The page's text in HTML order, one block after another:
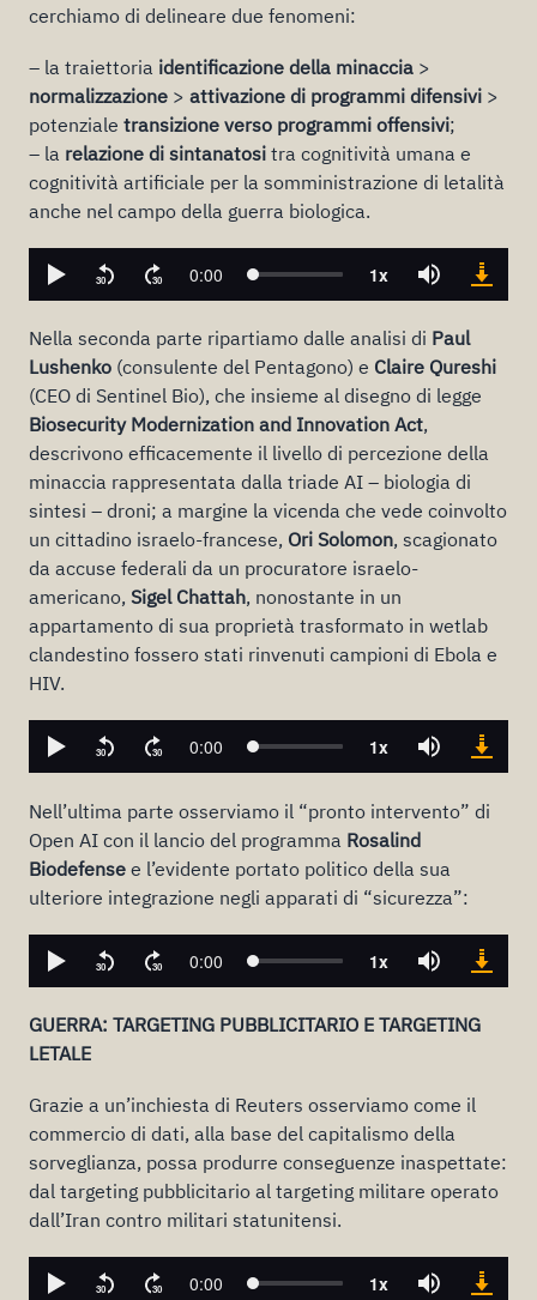
cerchiamo di delineare due fenomeni:
– la traiettoria identificazione della minaccia >
normalizzazione > attivazione di programmi difensivi >
potenziale transizione verso programmi offensivi;
– la relazione di sintanatosi tra cognitività umana e
cognitività artificiale per la somministrazione di letalità
anche nel campo della guerra biologica.
Nella seconda parte ripartiamo dalle analisi di Paul
Lushenko (consulente del Pentagono) e Claire Qureshi
(CEO di Sentinel Bio), che insieme al disegno di legge
Biosecurity Modernization and Innovation Act,
descrivono efficacemente il livello di percezione della
minaccia rappresentata dalla triade AI – biologia di
sintesi – droni; a margine la vicenda che vede coinvolto
un cittadino israelo-francese, Ori Solomon, scagionato
da accuse federali da un procuratore israelo-
americano, Sigel Chattah, nonostante in un
appartamento di sua proprietà trasformato in wetlab
clandestino fossero stati rinvenuti campioni di Ebola e
HIV.
Nell’ultima parte osserviamo il “pronto intervento” di
Open AI con il lancio del programma Rosalind
Biodefense e l’evidente portato politico della sua
ulteriore integrazione negli apparati di “sicurezza”:
GUERRA: TARGETING PUBBLICITARIO E TARGETING
LETALE
Grazie a un’inchiesta di Reuters osserviamo come il
commercio di dati, alla base del capitalismo della
sorveglianza, possa produrre conseguenze inaspettate:
dal targeting pubblicitario al targeting militare operato
dall’Iran contro militari statunitensi.